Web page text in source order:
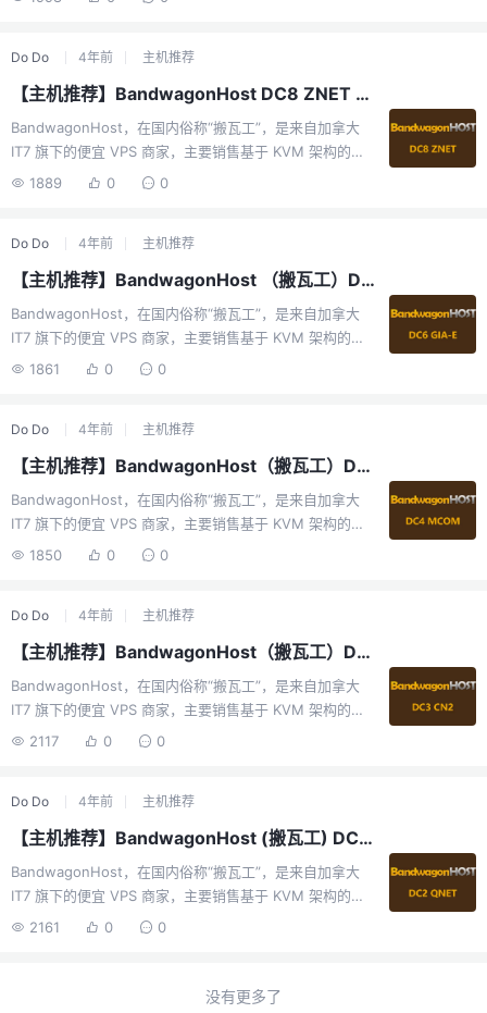
Fremont 等十几个机房，其中洛杉矶数据中心的VPS有亚
洲优化、CN2 GT、CN2 GIA等中国特别优化线路，日本有
软银线路。BandwagonHost（“搬瓦工”）的一些特色：支
持快照（Snapshot，一键备份整个VPS）、一键迁移机房
（VPS在不同机房...
Do Do 4年前 主机推荐
【主机推荐】BandwagonHost DC8 ZNET 机房测试报告
BandwagonHost，在国内俗称“搬瓦工”，是来自加拿大
IT7 旗下的便宜 VPS 商家，主要销售基于 KVM 架构的
VPS 方案，机房包括香港 CN2 GIA、洛杉矶 DC6 CN2
Fremont 等十几个机房，其中洛杉矶数据中心的VPS有亚
洲优化、CN2 GT、CN2 GIA等中国特别优化线路，日本有
软银线路。BandwagonHost（“搬瓦工”）的一些特色：支
持快照（Snapshot，一键备份整个VPS）、一键迁移机房
（VPS在不同机房...
1889 0 0
Do Do 4年前 主机推荐
【主机推荐】BandwagonHost （搬瓦工）DC6 GIA-E 机房测试报告
BandwagonHost，在国内俗称“搬瓦工”，是来自加拿大
IT7 旗下的便宜 VPS 商家，主要销售基于 KVM 架构的
VPS 方案，机房包括香港 CN2 GIA、洛杉矶 DC6 CN2
Fremont 等十几个机房，其中洛杉矶数据中心的VPS有亚
洲优化、CN2 GT、CN2 GIA等中国特别优化线路，日本有
软银线路。BandwagonHost（“搬瓦工”）的一些特色：支
持快照（Snapshot，一键备份整个VPS）、一键迁移机房
（VPS在不同机房...
1861 0 0
Do Do 4年前 主机推荐
【主机推荐】BandwagonHost（搬瓦工）DC4 MCOM 机房测试报告
BandwagonHost，在国内俗称“搬瓦工”，是来自加拿大
IT7 旗下的便宜 VPS 商家，主要销售基于 KVM 架构的
VPS 方案，机房包括香港 CN2 GIA、洛杉矶 DC6 CN2
Fremont 等十几个机房，其中洛杉矶数据中心的VPS有亚
洲优化、CN2 GT、CN2 GIA等中国特别优化线路，日本有
软银线路。BandwagonHost（“搬瓦工”）的一些特色：支
持快照（Snapshot，一键备份整个VPS）、一键迁移机房
（VPS在不同机房...
1850 0 0
Do Do 4年前 主机推荐
【主机推荐】BandwagonHost（搬瓦工）DC3 CN2 机房测试报告
BandwagonHost，在国内俗称“搬瓦工”，是来自加拿大
IT7 旗下的便宜 VPS 商家，主要销售基于 KVM 架构的
VPS 方案，机房包括香港 CN2 GIA、洛杉矶 DC6 CN2
Fremont 等十几个机房，其中洛杉矶数据中心的VPS有亚
洲优化、CN2 GT、CN2 GIA等中国特别优化线路，日本有
软银线路。BandwagonHost（“搬瓦工”）的一些特色：支
持快照（Snapshot，一键备份整个VPS）、一键迁移机房
（VPS在不同机房...
2117 0 0
Do Do 4年前 主机推荐
【主机推荐】BandwagonHost (搬瓦工) DC2 QNET 机房测试报告
BandwagonHost，在国内俗称“搬瓦工”，是来自加拿大
IT7 旗下的便宜 VPS 商家，主要销售基于 KVM 架构的
VPS 方案，机房包括香港 CN2 GIA、洛杉矶 DC6 CN2
Fremont 等十几个机房，其中洛杉矶数据中心的VPS有亚
2161 0 0
没有更多了